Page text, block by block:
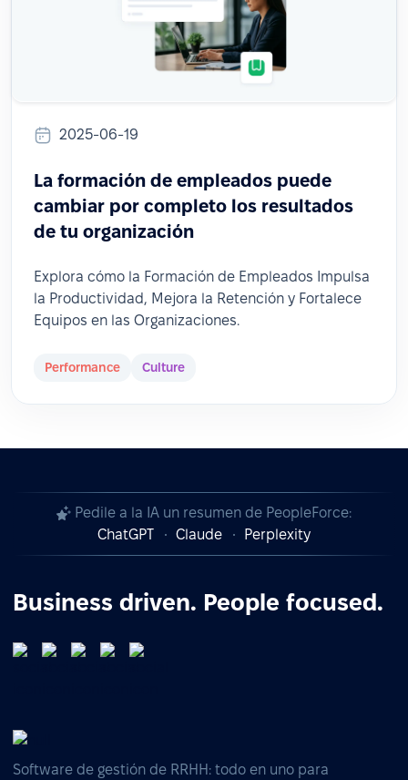
2025-06-19
La formación de empleados puede
cambiar por completo los resultados
de tu organización
Explora cómo la Formación de Empleados Impulsa
la Productividad, Mejora la Retención y Fortalece
Equipos en las Organizaciones.
Performance Culture
Pedile a la IA un resumen de PeopleForce:
ChatGPT
Claude Perplexity
Business driven. People focused.
Software de gestión de RRHH: todo en uno para